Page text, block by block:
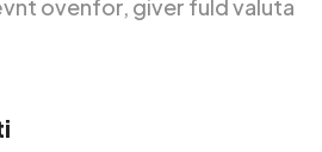
ovenfor, giver fuld valuta